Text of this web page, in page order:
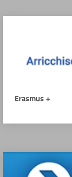
Erasmus +